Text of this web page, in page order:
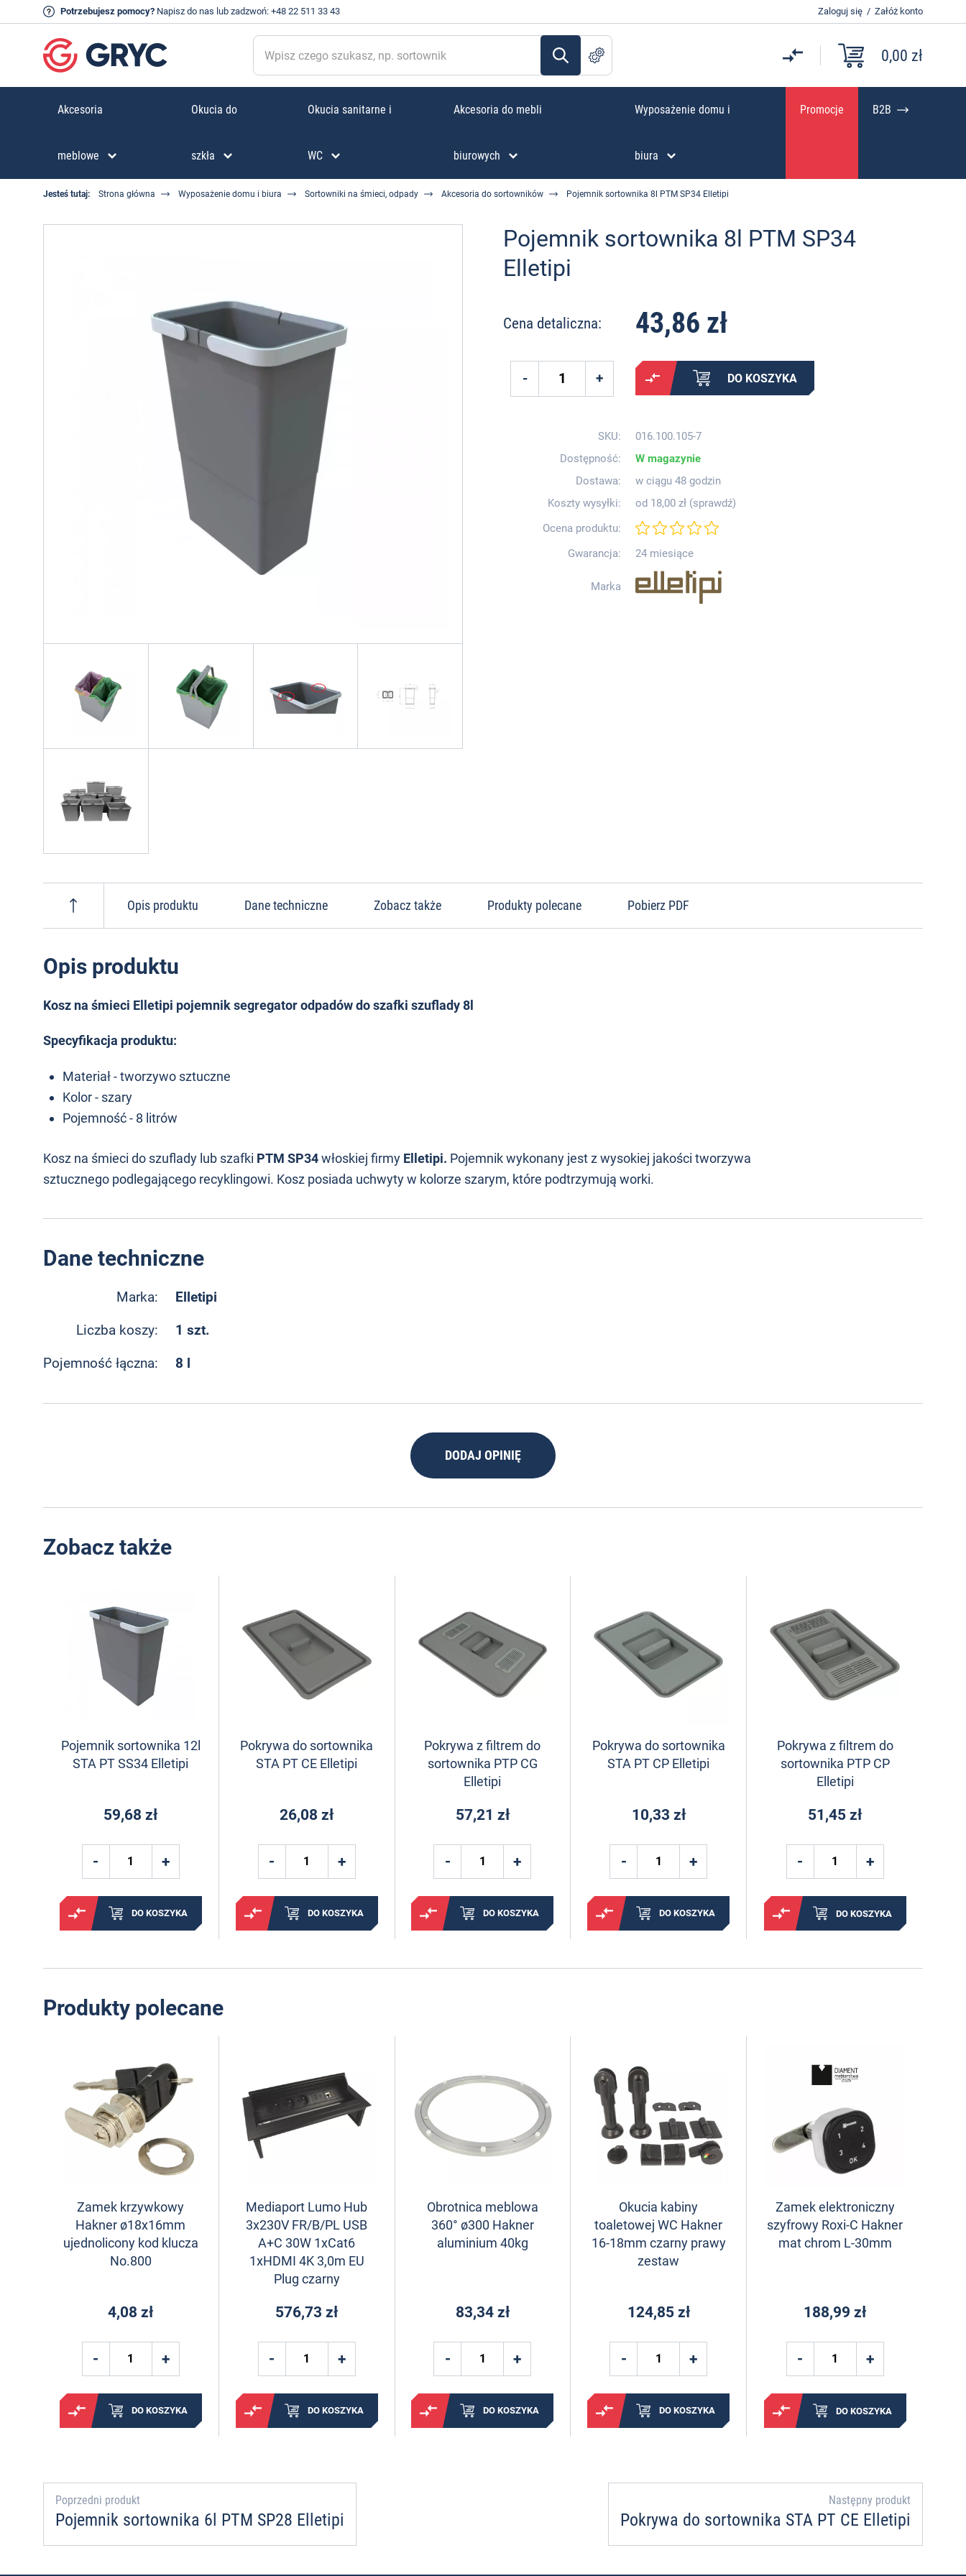
Potrzebujesz pomocy? Napisz do nas lub zadzwoń: +48 22 511 33 43 Zaloguj się / Załóż konto
0,00 zł
Akcesoria
meblowe
Okucia do
szkła
Okucia sanitarne i
WC
Akcesoria do mebli
biurowych
Wyposażenie domu i
biura
Promocje B2B
Jesteś tutaj: Strona główna Wyposażenie domu i biura Sortowniki na śmieci, odpady Akcesoria do sortowników Pojemnik sortownika 8l PTM SP34 Elletipi
Pojemnik sortownika 8l PTM SP34
Elletipi
Cena detaliczna: 43,86 zł
DO KOSZYKA
SKU:
016.100.105-7
Dostępność:
W magazynie
Dostawa:
w ciągu 48 godzin
Koszty wysyłki:
od 18,00 zł (sprawdź)
Ocena produktu:
Gwarancja:
24 miesiące
Marka
Opis produktu Dane techniczne Zobacz także Produkty polecane Pobierz PDF
Opis produktu
Kosz na śmieci Elletipi pojemnik segregator odpadów do szafki szuflady 8l
Specyfikacja produktu:
Materiał - tworzywo sztuczne
Kolor - szary
Pojemność - 8 litrów
Kosz na śmieci do szuflady lub szafki PTM SP34włoskiej firmy Elletipi. Pojemnik wykonany jest z wysokiej jakości tworzywa
sztucznego podlegającego recyklingowi. Kosz posiada uchwyty w kolorze szarym, które podtrzymują worki.
Dane techniczne
Marka: Elletipi
Liczba koszy: 1 szt.
Pojemność łączna: 8 l
DODAJ OPINIĘ
Zobacz także
Pojemnik sortownika 12l
STA PT SS34 Elletipi
59,68 zł
DO KOSZYKA
Pokrywa do sortownika
STA PT CE Elletipi
26,08 zł
DO KOSZYKA
Pokrywa z filtrem do
sortownika PTP CG
Elletipi
57,21 zł
DO KOSZYKA
Pokrywa do sortownika
STA PT CP Elletipi
10,33 zł
DO KOSZYKA
Pokrywa z filtrem do
sortownika PTP CP
Elletipi
51,45 zł
DO KOSZYKA
Produkty polecane
Zamek krzywkowy
Hakner ø18x16mm
ujednolicony kod klucza
No.800
4,08 zł
DO KOSZYKA
Mediaport Lumo Hub
3x230V FR/B/PL USB
A+C 30W 1xCat6
1xHDMI 4K 3,0m EU
Plug czarny
576,73 zł
DO KOSZYKA
Obrotnica meblowa
360° ø300 Hakner
aluminium 40kg
83,34 zł
DO KOSZYKA
Okucia kabiny
toaletowej WC Hakner
16-18mm czarny prawy
zestaw
124,85 zł
DO KOSZYKA
Zamek elektroniczny
szyfrowy Roxi-C Hakner
mat chrom L-30mm
188,99 zł
DO KOSZYKA
Poprzedni produkt
Pojemnik sortownika 6l PTM SP28 Elletipi
Następny produkt
Pokrywa do sortownika STA PT CE Elletipi